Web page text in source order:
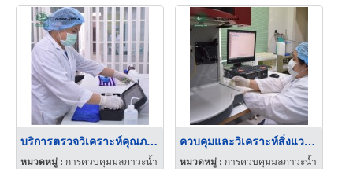
บริการตรวจวิเคราะห์คุณภาพอากาศภายในสถานประกอบการ
หมวดหมู่ : การควบคุมมลภาวะน้ำ
ควบคุมและวิเคราะห์สิ่งแวดล้อม
หมวดหมู่ : การควบคุมมลภาวะน้ำ